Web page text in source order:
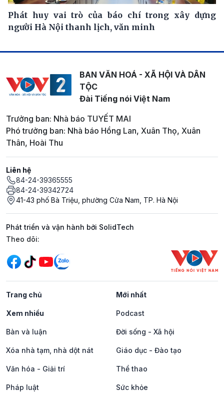
Phát huy vai trò của báo chí trong xây dựng
người Hà Nội thanh lịch, văn minh
BAN VĂN HOÁ - XÃ HỘI VÀ DÂN
TỘC
Đài Tiếng nói Việt Nam
Trưởng ban: Nhà báo TUYẾT MAI
Phó trưởng ban: Nhà báo Hồng Lan, Xuân Thọ, Xuân
Thân, Hoài Thu
Liên hệ
84-24-39365555
84-24-39342724
41-43 phố Bà Triệu, phường Cửa Nam, TP. Hà Nội
Phát triển và vận hành bởi SolidTech
Mạng xã hội
Theo dõi:
Trang chủ Mới nhất
Xem nhiều Podcast
Bàn và luận Đời sống - Xã hội
Xóa nhà tạm, nhà dột nát Giáo dục - Đào tạo
Văn hóa - Giải trí Thể thao
Pháp luật Sức khỏe